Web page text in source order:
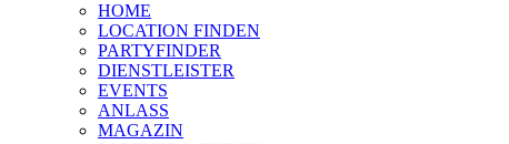
HOME
LOCATION FINDEN
PARTYFINDER
DIENSTLEISTER
EVENTS
ANLASS
MAGAZIN